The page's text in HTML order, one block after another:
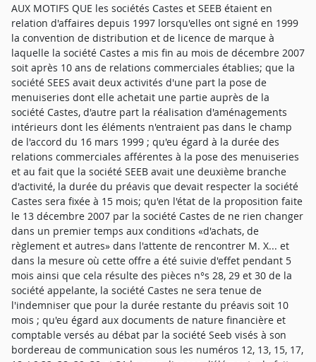
AUX MOTIFS QUE les sociétés Castes et SEEB étaient en
relation d'affaires depuis 1997 lorsqu'elles ont signé en 1999
la convention de distribution et de licence de marque à
laquelle la société Castes a mis fin au mois de décembre 2007
soit après 10 ans de relations commerciales établies; que la
société SEES avait deux activités d'une part la pose de
menuiseries dont elle achetait une partie auprès de la
société Castes, d'autre part la réalisation d'aménagements
intérieurs dont les éléments n'entraient pas dans le champ
de l'accord du 16 mars 1999 ; qu'eu égard à la durée des
relations commerciales afférentes à la pose des menuiseries
et au fait que la société SEEB avait une deuxième branche
d'activité, la durée du préavis que devait respecter la société
Castes sera fixée à 15 mois; qu'en l'état de la proposition faite
le 13 décembre 2007 par la société Castes de ne rien changer
dans un premier temps aux conditions «d'achats, de
règlement et autres» dans l'attente de rencontrer M. X... et
dans la mesure où cette offre a été suivie d'effet pendant 5
mois ainsi que cela résulte des pièces n°s 28, 29 et 30 de la
société appelante, la société Castes ne sera tenue de
l'indemniser que pour la durée restante du préavis soit 10
mois ; qu'eu égard aux documents de nature financière et
comptable versés au débat par la société Seeb visés à son
bordereau de communication sous les numéros 12, 13, 15, 17,